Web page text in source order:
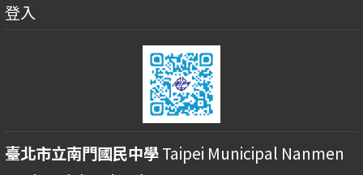
登入
臺北市立南門國民中學Taipei Municipal Nanmen